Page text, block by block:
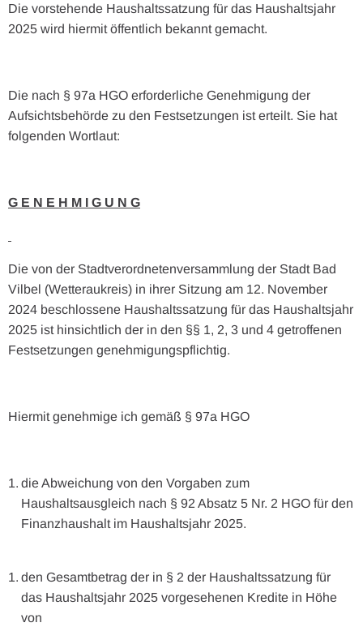
Die vorstehende Haushaltssatzung für das Haushaltsjahr
2025 wird hiermit öffentlich bekannt gemacht.
Die nach § 97a HGO erforderliche Genehmigung der
Aufsichtsbehörde zu den Festsetzungen ist erteilt. Sie hat
folgenden Wortlaut:
G E N E H M I G U N G
Die von der Stadtverordnetenversammlung der Stadt Bad
Vilbel (Wetteraukreis) in ihrer Sitzung am 12. November
2024 beschlossene Haushaltssatzung für das Haushaltsjahr
2025 ist hinsichtlich der in den §§ 1, 2, 3 und 4 getroffenen
Festsetzungen genehmigungspflichtig.
Hiermit genehmige ich gemäß § 97a HGO
die Abweichung von den Vorgaben zum
Haushaltsausgleich nach § 92 Absatz 5 Nr. 2 HGO für den
Finanzhaushalt im Haushaltsjahr 2025.
den Gesamtbetrag der in § 2 der Haushaltssatzung für
das Haushaltsjahr 2025 vorgesehenen Kredite in Höhe
von